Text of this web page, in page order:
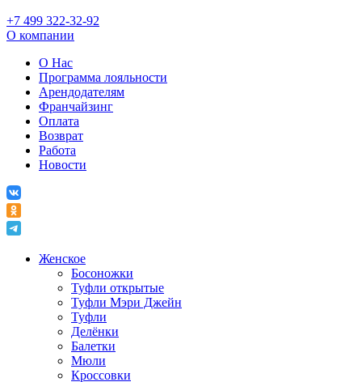
+7 499 322-32-92
О компании
О Нас
Программа лояльности
Арендодателям
Франчайзинг
Оплата
Возврат
Работа
Новости
Женское
Босоножки
Туфли открытые
Туфли Мэри Джейн
Туфли
Делёнки
Балетки
Мюли
Кроссовки